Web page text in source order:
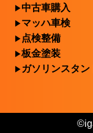
中古車購入
マッハ車検
点検整備
板金塗装
ガソリンスタン